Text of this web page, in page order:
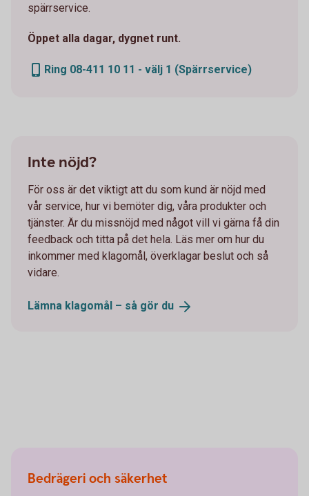
spärrservice.
Öppet alla dagar, dygnet runt.
Ring 08-411 10 11 - välj 1 (Spärrservice)
Inte nöjd?
För oss är det viktigt att du som kund är nöjd med
vår service, hur vi bemöter dig, våra produkter och
tjänster. Är du missnöjd med något vill vi gärna få din
feedback och titta på det hela. Läs mer om hur du
inkommer med klagomål, överklagar beslut och så
vidare.
Lämna klagomål – så gör du
Bedrägeri och säkerhet